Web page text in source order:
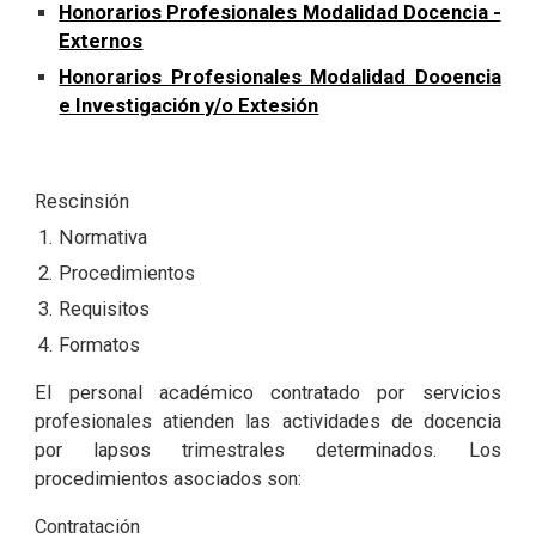
Honorarios Profesionales Modalidad Docencia -
Externos
Honorarios Profesionales Modalidad Dooencia
e Investigación y/o Extesión
Rescinsión
Normativa
Procedimientos
Requisitos
Formatos
El personal académico contratado por servicios
profesionales atienden las actividades de docencia
por lapsos trimestrales determinados. Los
procedimientos asociados son:
Contratación